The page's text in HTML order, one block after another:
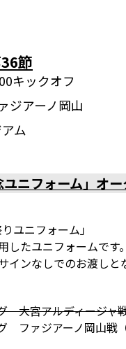
節
キックオフ
ジアーノ岡山
ム
ニフォーム」オー
ユニフォーム」
たユニフォームです
ンなしでのお渡しと
大宮アルディージャ
ファジアーノ岡山戦